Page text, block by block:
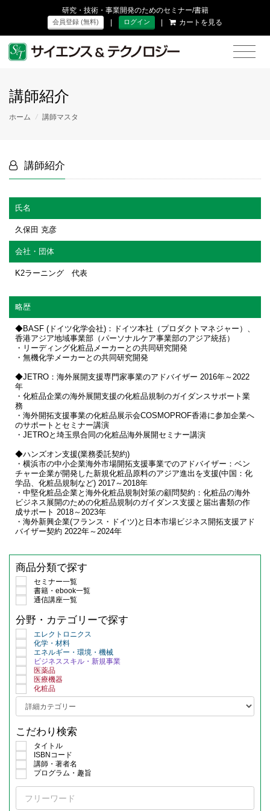
研究・技術・事業開発のためのセミナー/書籍
会員登録 (無料) | ログイン | カートを見る
講師紹介
ホーム / 講師マスタ
講師紹介
氏名
久保田 克彦
会社・団体
K2ラーニング 代表
略歴
◆BASF (ドイツ化学会社)：ドイツ本社（プロダクトマネジャー）、
香港アジア地域事業部（パーソナルケア事業部のアジア統括）
・リーディング化粧品メーカーとの共同研究開発
・無機化学メーカーとの共同研究開発
◆JETRO：海外展開支援専門家事業のアドバイザー 2016年～2022
年
・化粧品企業の海外展開支援の化粧品規制のガイダンスサポート業
務
・海外開拓支援事業の化粧品展示会COSMOPROF香港に参加企業へ
のサポートとセミナー講演
・JETROと埼玉県合同の化粧品海外展開セミナー講演
◆ハンズオン支援(業務委託契約)
・横浜市の中小企業海外市場開拓支援事業でのアドバイザー：ベン
チャー企業が開発した新規化粧品原料のアジア進出を支援(中国：化
学品、化粧品規制など) 2017～2018年
・中堅化粧品企業と海外化粧品規制対策の顧問契約：化粧品の海外
ビジネス展開のための化粧品規制のガイダンス支援と届出書類の作
成サポート 2018～2023年
・海外新興企業(フランス・ドイツ)と日本市場ビジネス開拓支援アド
バイザー契約 2022年～2024年
商品分類で探す
セミナー一覧
書籍・ebook一覧
通信講座一覧
分野・カテゴリーで探す
エレクトロニクス
化学・材料
エネルギー・環境・機械
ビジネススキル・新規事業
医薬品
医療機器
化粧品
こだわり検索
タイトル
ISBNコード
講師・著者名
プログラム・趣旨